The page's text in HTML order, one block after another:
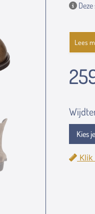
Lees